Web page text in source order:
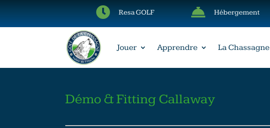
 Resa GOLF  Hébergement
Jouer Apprendre La Chassagne
Démo & Fitting Callaway